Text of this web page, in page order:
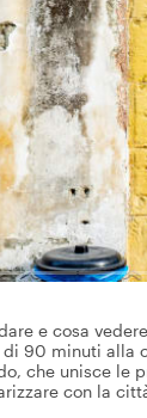
e cosa
90 minuti
che unisce le
con la